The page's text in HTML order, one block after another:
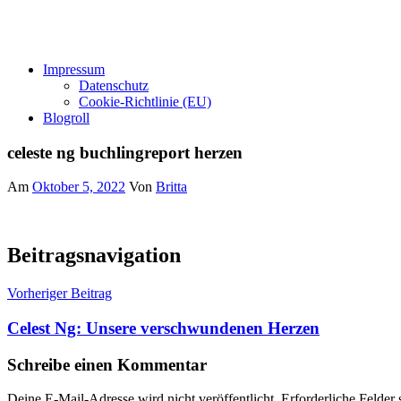
Impressum
Datenschutz
Cookie-Richtlinie (EU)
Blogroll
celeste ng buchlingreport herzen
Am Oktober 5, 2022 Von Britta
Beitragsnavigation
Vorheriger Beitrag
Celest Ng: Unsere verschwundenen Herzen
Schreibe einen Kommentar